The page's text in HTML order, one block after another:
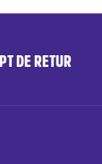
DE RETUR